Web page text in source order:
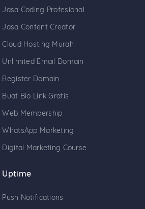
Jasa Coding Profesional
Jasa Content Creator
Cloud Hosting Murah
Unlimited Email Domain
Register Domain
Buat Bio Link Gratis
Web Membership
WhatsApp Marketing
Digital Marketing Course
Uptime
Push Notifications